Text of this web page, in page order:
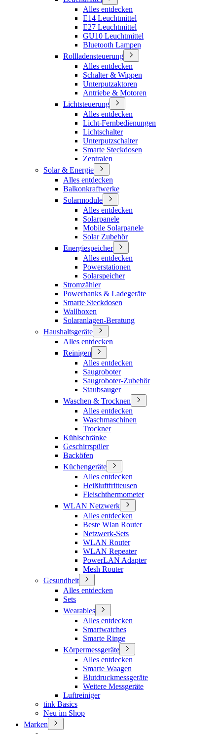
Alles entdecken
E14 Leuchtmittel
E27 Leuchtmittel
GU10 Leuchtmittel
Bluetooth Lampen
Rollladensteuerung
Alles entdecken
Schalter & Wippen
Unterputzaktoren
Antriebe & Motoren
Lichtsteuerung
Alles entdecken
Licht-Fernbedienungen
Lichtschalter
Unterputzschalter
Smarte Steckdosen
Zentralen
Solar & Energie
Alles entdecken
Balkonkraftwerke
Solarmodule
Alles entdecken
Solarpanele
Mobile Solarpanele
Solar Zubehör
Energiespeicher
Alles entdecken
Powerstationen
Solarspeicher
Stromzähler
Powerbanks & Ladegeräte
Smarte Steckdosen
Wallboxen
Solaranlagen-Beratung
Haushaltsgeräte
Alles entdecken
Reinigen
Alles entdecken
Saugroboter
Saugroboter-Zubehör
Staubsauger
Waschen & Trocknen
Alles entdecken
Waschmaschinen
Trockner
Kühlschränke
Geschirrspüler
Backöfen
Küchengeräte
Alles entdecken
Heißluftfritteusen
Fleischthermometer
WLAN Netzwerk
Alles entdecken
Beste Wlan Router
Netzwerk-Sets
WLAN Router
WLAN Repeater
PowerLAN Adapter
Mesh Router
Gesundheit
Alles entdecken
Sets
Wearables
Alles entdecken
Smartwatches
Smarte Ringe
Körpermessgeräte
Alles entdecken
Smarte Waagen
Blutdruckmessgeräte
Weitere Messgeräte
Luftreiniger
tink Basics
Neu im Shop
Marken